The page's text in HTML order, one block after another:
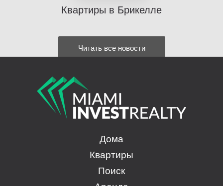
Квартиры в Брикелле
Читать все новости
Дома
Квартиры
Поиск